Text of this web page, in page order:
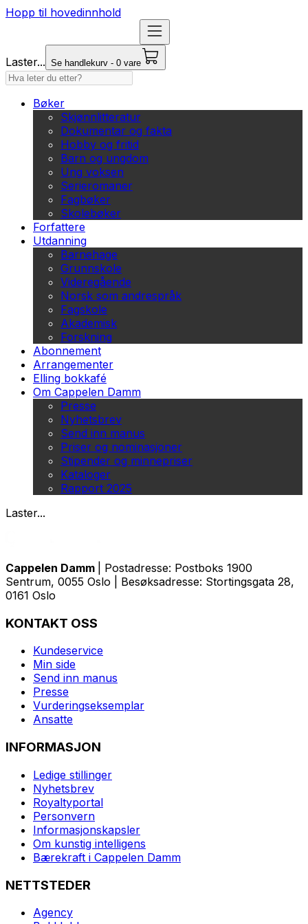
Hopp til hovedinnhold
Laster... Se handlekurv - 0 vare
Bøker
Skjønnlitteratur
Dokumentar og fakta
Hobby og fritid
Barn og ungdom
Ung voksen
Serieromaner
Fagbøker
Skolebøker
Forfattere
Utdanning
Barnehage
Grunnskole
Videregående
Norsk som andrespråk
Fagskole
Akademisk
Forskning
Abonnement
Arrangementer
Elling bokkafé
Om Cappelen Damm
Presse
Nyhetsbrev
Send inn manus
Priser og nominasjoner
Stipender og minnepriser
Kataloger
Rapport 2025
Laster...
Cappelen Damm
| Postadresse: Postboks 1900
Sentrum, 0055 Oslo | Besøksadresse: Stortingsgata 28,
0161 Oslo
KONTAKT OSS
Kundeservice
Min side
Send inn manus
Presse
Vurderingseksemplar
Ansatte
INFORMASJON
Ledige stillinger
Nyhetsbrev
Royaltyportal
Personvern
Informasjonskapsler
Om kunstig intelligens
Bærekraft i Cappelen Damm
NETTSTEDER
Agency